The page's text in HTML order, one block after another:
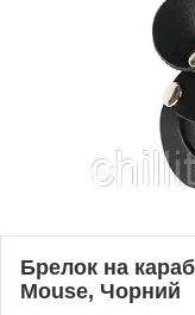
Брелок на
Mouse, Чорний